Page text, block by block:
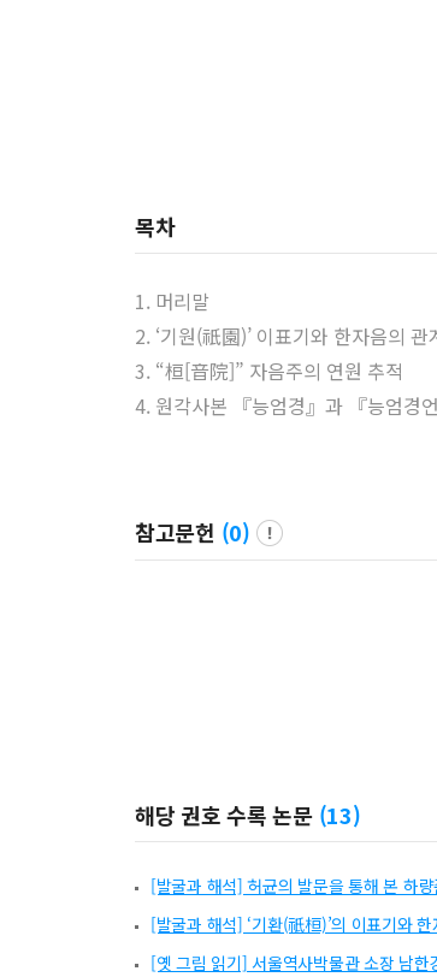
목차
1. 머리말
2. ‘기원(祇園)’ 이표기와 한자음의 관
3. “桓[音院]” 자음주의 연원 추적
4. 원각사본 『능엄경』과 『능엄경
참고문헌 (0)
해당 권호 수록 논문 (13)
[발굴과 해석] 허균의 발문을 통해 본 하량
[발굴과 해석] ‘기환(祇桓)’의 이표기와
[옛 그림 읽기] 서울역사박물관 소장 남한